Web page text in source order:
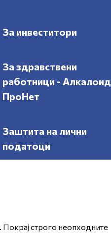
За инвеститори
За здравствени
работници - Алкалоид
ПроНет
Заштита на лични
податоци
Покрај строго неопходните